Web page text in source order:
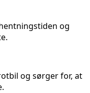
og
og sørger for, at